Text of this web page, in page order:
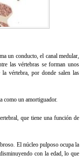
un conducto, el canal medular,
las vértebras se forman unos
vértebra, por donde salen las
como un amortiguador.
que tiene una función de
El núcleo pulposo ocupa la
con la edad, lo que